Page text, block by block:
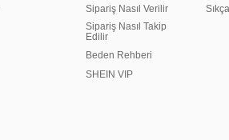
Sipariş Nasıl Verilir
Sipariş Nasıl Takip
Edilir
Beden Rehberi
SHEIN VIP